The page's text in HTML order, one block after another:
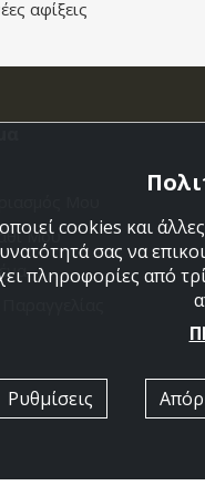
αφίξεις
Μουcookies και
σας να
πληροφορίες από
Ρυθμίσεις